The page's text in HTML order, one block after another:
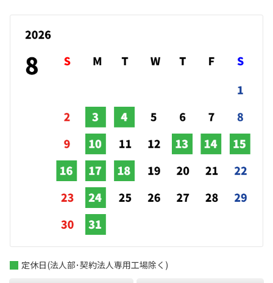
定休日(法人部･契約法人専用工場除く)